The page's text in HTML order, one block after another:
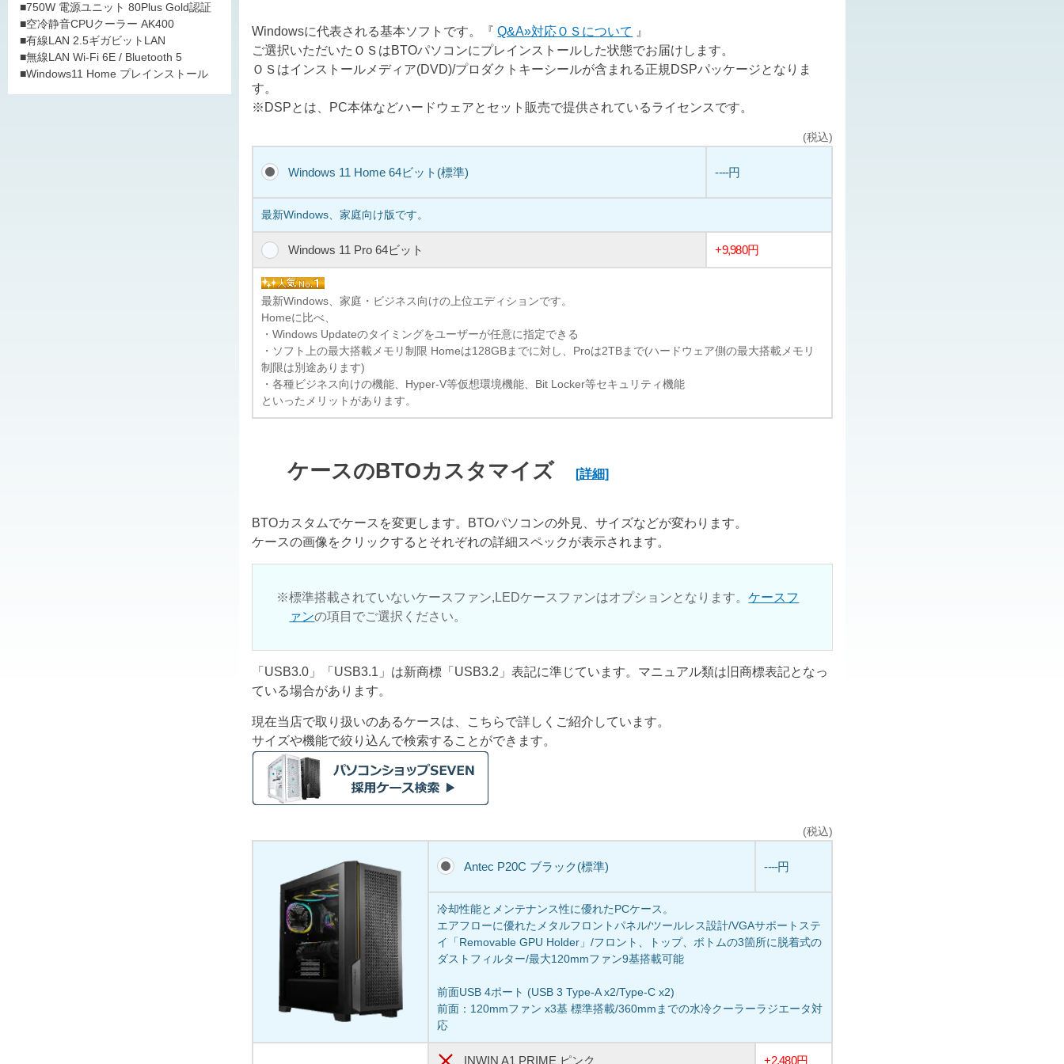
■750W 電源ユニット 80Plus Gold認証
■空冷静音CPUクーラー AK400
■有線LAN 2.5ギガビットLAN
■無線LAN Wi-Fi 6E / Bluetooth 5
■Windows11 Home プレインストール
Windowsに代表される基本ソフトです。『Q&A»対応ＯＳについて 』
ご選択いただいたＯＳはBTOパソコンにプレインストールした状態でお届けします。
ＯＳはインストールメディア(DVD)/プロダクトキーシールが含まれる正規DSPパッケージとなりま
す。
※DSPとは、PC本体などハードウェアとセット販売で提供されているライセンスです。
(税込)
Windows 11 Home 64ビット(標準) ----円
最新Windows、家庭向け版です。
Windows 11 Pro 64ビット +9,980円
最新Windows、家庭・ビジネス向けの上位エディションです。
Homeに比べ、
・Windows Updateのタイミングをユーザーが任意に指定できる
・ソフト上の最大搭載メモリ制限 Homeは128GBまでに対し、Proは2TBまで(ハードウェア側の最大搭載メモリ
制限は別途あります)
・各種ビジネス向けの機能、Hyper-V等仮想環境機能、Bit Locker等セキュリティ機能
といったメリットがあります。
ケースのBTOカスタマイズ[詳細]
BTOカスタムでケースを変更します。BTOパソコンの外見、サイズなどが変わります。
ケースの画像をクリックするとそれぞれの詳細スペックが表示されます。
標準搭載されていないケースファン,LEDケースファンはオプションとなります。ケースフ
ァンの項目でご選択ください。
「USB3.0」「USB3.1」は新商標「USB3.2」表記に準じています。マニュアル類は旧商標表記となっ
ている場合があります。
現在当店で取り扱いのあるケースは、こちらで詳しくご紹介しています。
サイズや機能で絞り込んで検索することができます。
(税込)
Antec P20C ブラック(標準) ----円
冷却性能とメンテナンス性に優れたPCケース。
エアフローに優れたメタルフロントパネル/ツールレス設計/VGAサポートステ
イ「Removable GPU Holder」/フロント、トップ、ボトムの3箇所に脱着式の
ダストフィルター/最大120mmファン9基搭載可能
前面USB 4ポート (USB 3 Type-A x2/Type-C x2)
前面：120mmファン x3基 標準搭載/360mmまでの水冷クーラーラジエータ対
応
INWIN A1 PRIME ピンク +2,480円